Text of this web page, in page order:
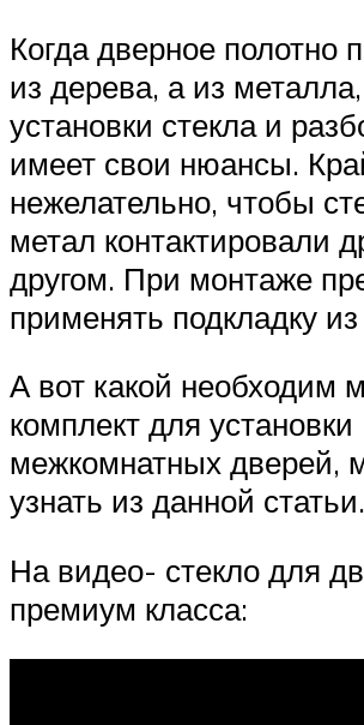
Когда дверное полотно
из дерева, а из
установки стекла и
имеет свои нюансы.
нежелательно, чтобы
метал контактировали
другом. При монтаже
применять подкладку
А вот какой необходим
комплект для установки
межкомнатных дверей,
узнать из данной статьи.
На видео- стекло для
премиум класса: